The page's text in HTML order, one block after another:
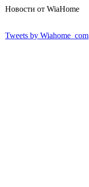
Новости от WiaHome
Tweets by Wiahome_com